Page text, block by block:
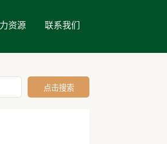
资源 联系我们